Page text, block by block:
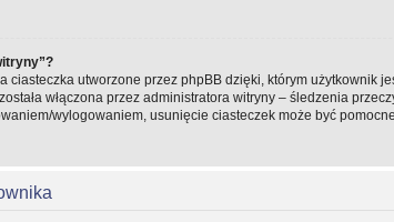
ciasteczka utworzone przez phpBB dzięki, którym użytkownik
włączona przez administratora witryny – śledzenia
wylogowaniem, usunięcie ciasteczek może być pomocne.